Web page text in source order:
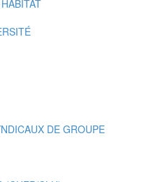
DE GROUPE